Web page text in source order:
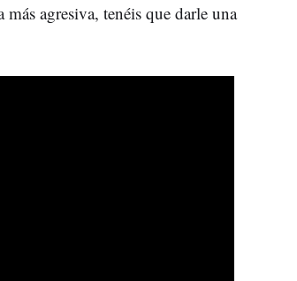
agresiva, tenéis que darle una